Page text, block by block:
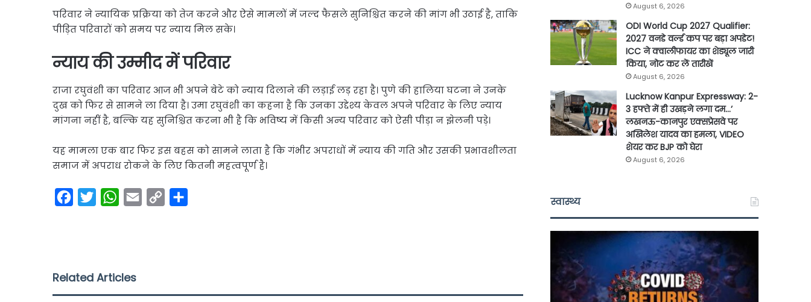
परिवार ने न्यायिक प्रक्रिया को तेज करने और ऐसे मामलों में जल्द फैसले सुनिश्चित करने की मांग भी उठाई है, ताकि
पीड़ित परिवारों को समय पर न्याय मिल सके।
न्याय की उम्मीद में परिवार
राजा रघुवंशी का परिवार आज भी अपने बेटे को न्याय दिलाने की लड़ाई लड़ रहा है। पुणे की हालिया घटना ने उनके
दुख को फिर से सामने ला दिया है। उमा रघुवंशी का कहना है कि उनका उद्देश्य केवल अपने परिवार के लिए न्याय
मांगना नहीं है, बल्कि यह सुनिश्चित करना भी है कि भविष्य में किसी अन्य परिवार को ऐसी पीड़ा न झेलनी पड़े।
यह मामला एक बार फिर इस बहस को सामने लाता है कि गंभीर अपराधों में न्याय की गति और उसकी प्रभावशीलता
समाज में अपराध रोकने के लिए कितनी महत्वपूर्ण है।
W
Related Articles
August 6, 2026
ODI World Cup 2027 Qualifier:
2027 वनडे वर्ल्ड कप पर बड़ा अपडेट!
ICC ने क्वालीफायर का शेड्यूल जारी
किया, नोट कर लें तारीखें
August 6, 2026
Lucknow Kanpur Expressway: 2-
3 हफ्ते में ही उखड़ने लगा दम…’
लखनऊ-कानपुर एक्सप्रेसवे पर
अखिलेश यादव का हमला, VIDEO
शेयर कर BJP को घेरा
August 6, 2026
स्वास्थ्य